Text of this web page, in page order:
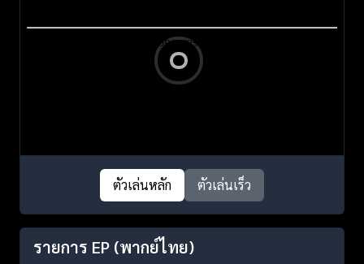
ตัวเล่นหลัก ตัวเล่นเร็ว
รายการ EP (พากย์ไทย)